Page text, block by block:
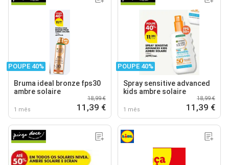
POUPE 40%
Bruma ideal bronze fps30
ambre solaire
1 mês
18,99 €
11,39 €
POUPE 40%
Spray sensitive advanced
kids ambre solaire
1 mês
18,99 €
11,39 €